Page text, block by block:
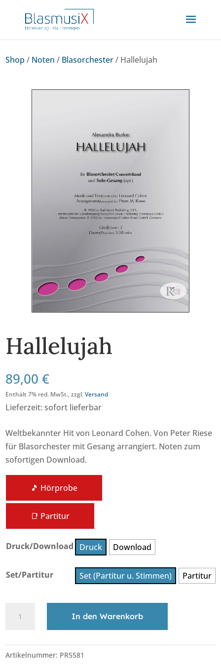
Shop / Noten / Blasorchester/ Hallelujah
Hallelujah
89,00€
Enthält 7% red. MwSt., zzgl.Versand
Lieferzeit: sofort lieferbar
Weltbekannter Hit von Leonard Cohen. Von Peter Riese
für Blasorchester mit Gesang arrangiert. Noten zum
sofortigen Download.
🎵 Hörprobe
📑 Partitur
Druck/Download Druck Download
Set/Partitur Set (Partitur u. Stimmen) Partitur
Menge
In den Warenkorb
Artikelnummer: PR5581